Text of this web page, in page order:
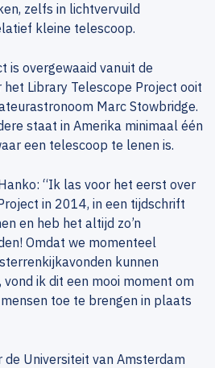
zelfs in lichtvervuild
kleine telescoop.
is overgewaaid vanuit de
het Library Telescope Project ooit
Marc Stowbridge.
staat in Amerika minimaal één
een telescoop te lenen is.
“Ik las voor het eerst over
in 2014, in een tijdschrift
en heb het altijd zo’n
Omdat we momenteel
kunnen
ik dit een mooi moment om
toe te brengen in plaats
Universiteit van Amsterdam